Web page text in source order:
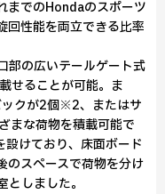
までのHondaのスポーツ
回性能を両立できる比率
部の広いテールゲート式
せることが可能。ま
クが2個※2、またはサ
まな荷物を積載可能で
設けており、床面ボード
のスペースで荷物を分け
しました。